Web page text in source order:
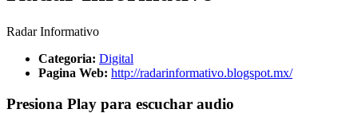
Radar Informativo
Categoria: Digital
Pagina Web: http://radarinformativo.blogspot.mx/
Presiona Play para escuchar audio